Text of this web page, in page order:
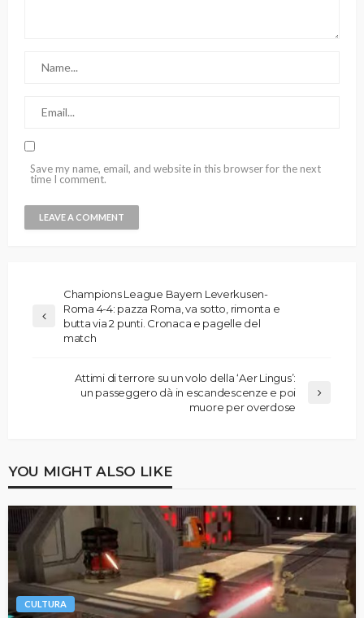
Save my name, email, and website in this browser for the next
time I comment.
Champions League Bayern Leverkusen-
Roma 4-4: pazza Roma, va sotto, rimonta e
butta via 2 punti. Cronaca e pagelle del
match
Attimi di terrore su un volo della ‘Aer Lingus’:
un passeggero dà in escandescenze e poi
muore per overdose
YOU MIGHT ALSO LIKE
CULTURA